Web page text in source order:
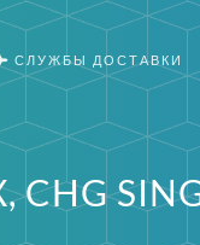
СЛУЖБЫ ДОСТАВКИ